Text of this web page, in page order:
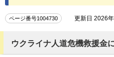
ページ番号1004730 更新日 2026年
ウクライナ人道危機救援金